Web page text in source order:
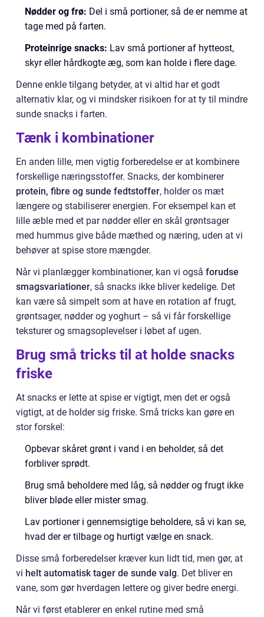
Nødder og frø: Del i små portioner, så de er nemme at
tage med på farten.
Proteinrige snacks: Lav små portioner af hytteost,
skyr eller hårdkogte æg, som kan holde i flere dage.
Denne enkle tilgang betyder, at vi altid har et godt
alternativ klar, og vi mindsker risikoen for at ty til mindre
sunde snacks i farten.
Tænk i kombinationer
En anden lille, men vigtig forberedelse er at kombinere
forskellige næringsstoffer. Snacks, der kombinerer
protein, fibre og sunde fedtstoffer, holder os mæt
længere og stabiliserer energien. For eksempel kan et
lille æble med et par nødder eller en skål grøntsager
med hummus give både mæthed og næring, uden at vi
behøver at spise store mængder.
Når vi planlægger kombinationer, kan vi også forudse
smagsvariationer, så snacks ikke bliver kedelige. Det
kan være så simpelt som at have en rotation af frugt,
grøntsager, nødder og yoghurt – så vi får forskellige
teksturer og smagsoplevelser i løbet af ugen.
Brug små tricks til at holde snacks
friske
At snacks er lette at spise er vigtigt, men det er også
vigtigt, at de holder sig friske. Små tricks kan gøre en
stor forskel:
Opbevar skåret grønt i vand i en beholder, så det
forbliver sprødt.
Brug små beholdere med låg, så nødder og frugt ikke
bliver bløde eller mister smag.
Lav portioner i gennemsigtige beholdere, så vi kan se,
hvad der er tilbage og hurtigt vælge en snack.
Disse små forberedelser kræver kun lidt tid, men gør, at
vi helt automatisk tager de sunde valg. Det bliver en
vane, som gør hverdagen lettere og giver bedre energi.
Når vi først etablerer en enkel rutine med små